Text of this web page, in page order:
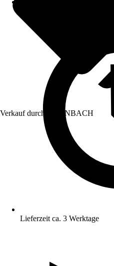
Verkauf durch: HORNBACH
Lieferzeit ca. 3 Werktage